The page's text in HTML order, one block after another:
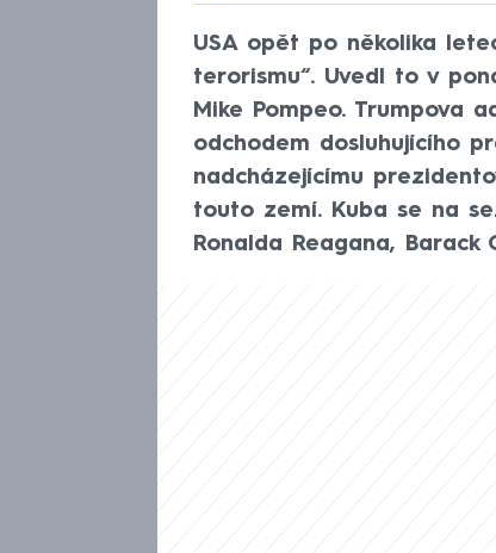
USA opět po několika
terorismu“. Uvedl to v
Mike Pompeo. Trumpova
odchodem dosluhujícího
nadcházejícímu
touto zemí. Kuba se na
Ronalda Reagana,